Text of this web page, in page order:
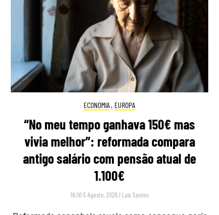
ECONOMIA , EUROPA
“No meu tempo ganhava 150€ mas
vivia melhor”: reformada compara
antigo salário com pensão atual de
1.100€
16:10 5 Agosto, 2026 | Luís Santos